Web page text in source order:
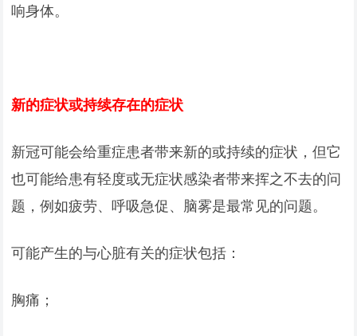
响身体。
新的症状或持续存在的症状
新冠可能会给重症患者带来新的或持续的症状，但它
也可能给患有轻度或无症状感染者带来挥之不去的问
题，例如疲劳、呼吸急促、脑雾是最常见的问题。
可能产生的与心脏有关的症状包括：
胸痛；